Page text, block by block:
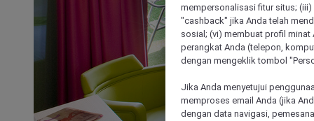
mempersonalisasi fitur situs;
"cashback" jika Anda telah
sosial; (vi) membuat profil
perangkat Anda (telepon,
dengan mengeklik tombol
Jika Anda menyetujui
memproses email Anda (jika
dengan data navigasi,